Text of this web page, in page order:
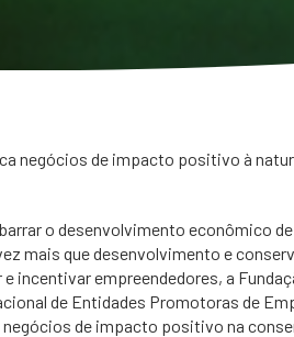
negócios de impacto positivo à
o desenvolvimento econômico
mais que desenvolvimento e
incentivar empreendedores, a
de Entidades Promotoras de
de impacto positivo na